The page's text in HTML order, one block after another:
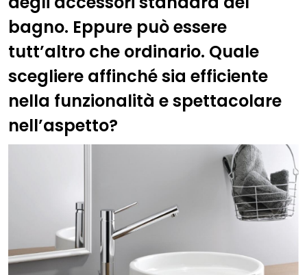
bagno. Eppure può essere
tutt’altro che ordinario. Quale
scegliere affinché sia efficiente
nella funzionalità e spettacolare
nell’aspetto?